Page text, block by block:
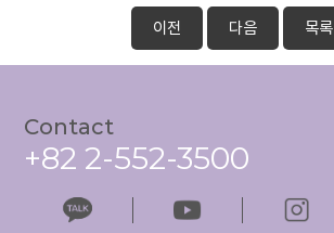
이전 다음 목록
Contact
+82 2-552-3500